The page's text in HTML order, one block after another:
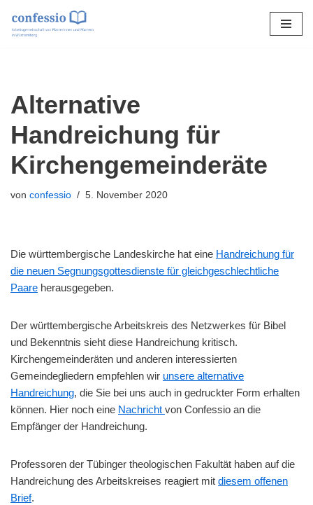
Zum
Alternative
Handreichung für
Kirchengemeinderäte
von confessio 5. November 2020
Die württembergische Landeskirche hat eine Handreichung für
die neuen Segnungsgottesdienste für gleichgeschlechtliche
Paare herausgegeben.
Der württembergische Arbeitskreis des Netzwerkes für Bibel
und Bekenntnis sieht diese Handreichung kritisch.
Kirchengemeinderäten und anderen interessierten
Gemeindegliedern empfehlen wir unsere alternative
Handreichung, die Sie bei uns auch in gedruckter Form erhalten
können. Hier noch eine Nachricht von Confessio an die
Empfänger der Handreichung.
Professoren der Tübinger theologischen Fakultät haben auf die
Handreichung des Arbeitskreises reagiert mit diesem offenen
Brief.